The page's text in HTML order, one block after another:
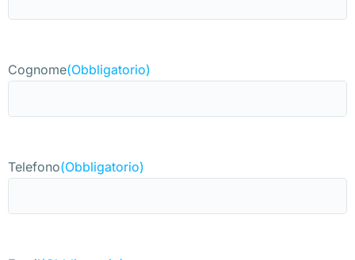
Cognome(Obbligatorio)
Telefono(Obbligatorio)